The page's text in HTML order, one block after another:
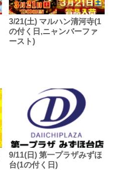
3/21(土) マルハン清河寺(1
の付く日,ニャンバーファ
ースト)
9/11(日) 第一プラザみずほ
台(1の付く日)